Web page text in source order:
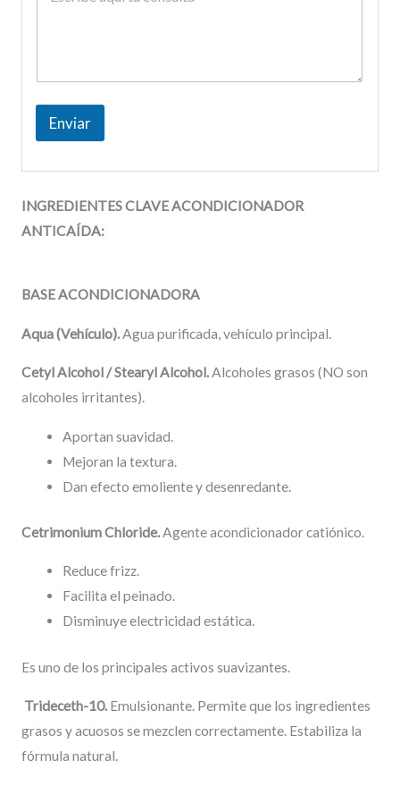
Enviar
INGREDIENTES CLAVE ACONDICIONADOR
ANTICAÍDA:
BASE ACONDICIONADORA
Aqua (Vehículo).Agua purificada, vehículo principal.
Cetyl Alcohol / Stearyl Alcohol.Alcoholes grasos (NO son
alcoholes irritantes).
Aportan suavidad.
Mejoran la textura.
Dan efecto emoliente y desenredante.
Cetrimonium Chloride.Agente acondicionador catiónico.
Reduce frizz.
Facilita el peinado.
Disminuye electricidad estática.
Es uno de los principales activos suavizantes.
Trideceth-10. Emulsionante. Permite que los ingredientes
grasos y acuosos se mezclen correctamente. Estabiliza la
fórmula natural.